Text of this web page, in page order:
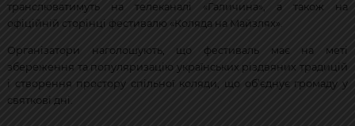
транслюватимуть на телеканалі «Галичина», а також на
офіційній сторінці фестивалю «Коляда на Майзлях».
Організатори наголошують, що фестиваль має на меті
збереження та популяризацію українських різдвяних традицій
і створення простору спільної коляди, що об’єднує громаду у
святкові дні.